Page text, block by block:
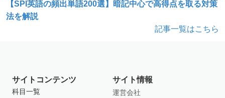
【SPI英語の頻出単語200選】暗記中心で高得点を取る対策
法を解説
記事一覧はこちら
サイトコンテンツ
科目一覧
サイト情報
運営会社